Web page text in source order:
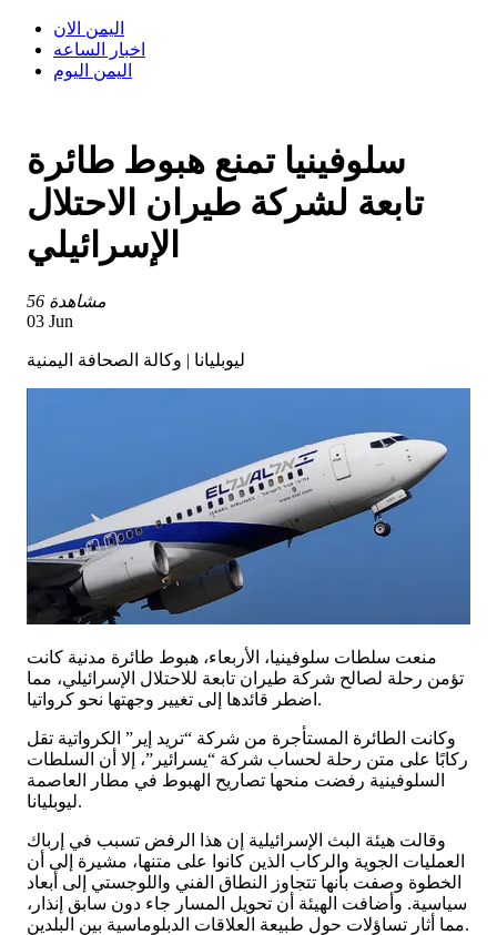
اليمن الان
اخبار الساعه
اليمن اليوم
سلوفينيا تمنع هبوط طائرة
تابعة لشركة طيران الاحتلال
الإسرائيلي
56 مشاهدة
03 Jun
ليوبليانا | وكالة الصحافة اليمنية
منعت سلطات سلوفينيا، الأربعاء، هبوط طائرة مدنية كانت
تؤمن رحلة لصالح شركة طيران تابعة للاحتلال الإسرائيلي، مما
اضطر قائدها إلى تغيير وجهتها نحو كرواتيا.
وكانت الطائرة المستأجرة من شركة “تريد إير” الكرواتية تقل
ركابًا على متن رحلة لحساب شركة “يسرائير”، إلا أن السلطات
السلوفينية رفضت منحها تصاريح الهبوط في مطار العاصمة
ليوبليانا.
وقالت هيئة البث الإسرائيلية إن هذا الرفض تسبب في إرباك
العمليات الجوية والركاب الذين كانوا على متنها، مشيرة إلى أن
الخطوة وصفت بأنها تتجاوز النطاق الفني واللوجستي إلى أبعاد
سياسية. وأضافت الهيئة أن تحويل المسار جاء دون سابق إنذار،
مما أثار تساؤلات حول طبيعة العلاقات الدبلوماسية بين البلدين.